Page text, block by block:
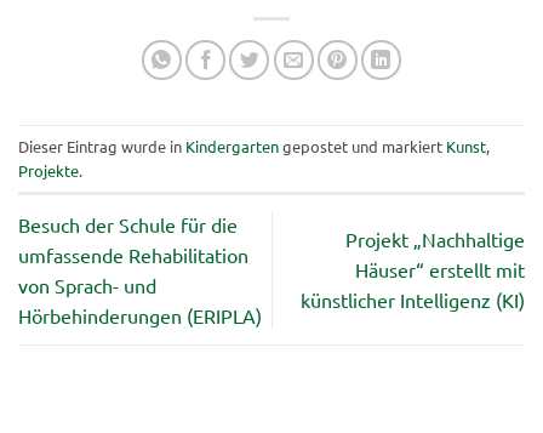
Dieser Eintrag wurde in Kindergartengepostet und markiert Kunst,
Projekte.
Besuch der Schule für die
umfassende Rehabilitation
von Sprach- und
Hörbehinderungen (ERIPLA)
Projekt „Nachhaltige
Häuser“ erstellt mit
künstlicher Intelligenz (KI)